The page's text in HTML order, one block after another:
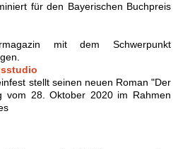
für den Bayerischen Buchpreis
mit dem Schwerpunkt
stellt seinen neuen Roman "Der
vom 28. Oktober 2020 im Rahmen